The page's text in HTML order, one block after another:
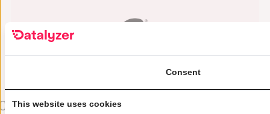
“Usamos o DataLyzer Qualis para
manter um número crescente de
gráficos SPC para nossa fábrica
de wafer de semicondutores.
Consent
This website uses cookies